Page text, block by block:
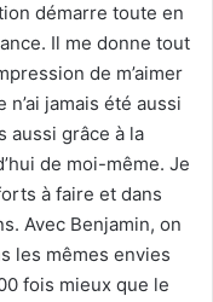
démarre toute en
Il me donne tout
de m’aimer
jamais été aussi
aussi grâce à la
de moi-même. Je
à faire et dans
Avec Benjamin, on
les mêmes envies
fois mieux que le